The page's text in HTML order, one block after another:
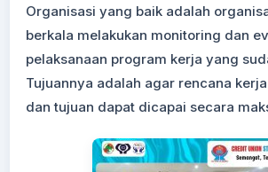
Organisasi yang baik adalah
berkala melakukan monitoring dan
pelaksanaan program kerja yang
Tujuannya adalah agar rencana
dan tujuan dapat dicapai secara